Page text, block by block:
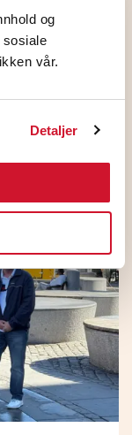
og
sosiale
vår.
Detaljer